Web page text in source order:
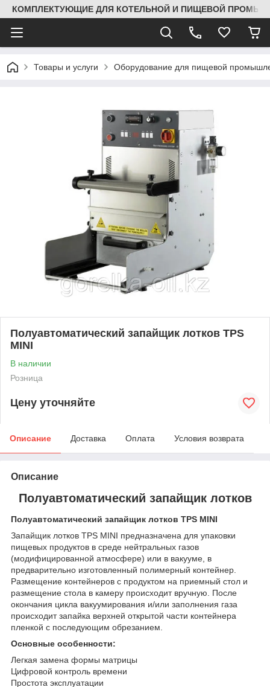
КОМПЛЕКТУЮЩИЕ ДЛЯ КОТЕЛЬНОЙ И ПИЩЕВОЙ
Товары и услуги Оборудование для пищевой
Полуавтоматический запайщик лотков TPS
MINI
В наличии
Розница
Цену уточняйте
Описание Доставка Оплата Условия возврата
Описание
Полуавтоматический запайщик лотков
Полуавтоматический запайщик лотков TPS MINI
Запайщик лотков TPS MINI предназначена для упаковки
пищевых продуктов в среде нейтральных газов
(модифицированной атмосфере) или в вакууме, в
предварительно изготовленный полимерный контейнер.
Размещение контейнеров с продуктом на приемный стол и
размещение стола в камеру происходит вручную. После
окончания цикла вакуумирования и/или заполнения газа
происходит запайка верхней открытой части контейнера
пленкой с последующим обрезанием.
Основные особенности:
Легкая замена формы матрицы
Цифровой контроль времени
Простота эксплуатации